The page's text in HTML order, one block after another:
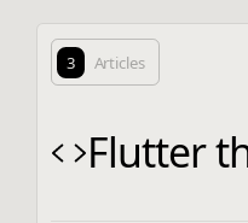
3 Articles
Flutter